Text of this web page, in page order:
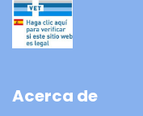
Acerca de